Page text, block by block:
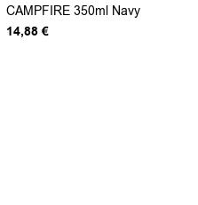
CAMPFIRE 350ml Navy
14,88€